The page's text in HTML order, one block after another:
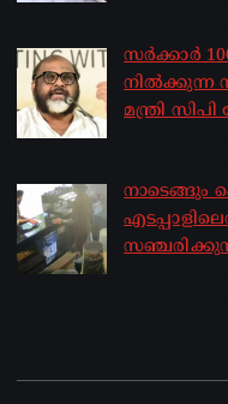
സർക്കാർ
നിൽക്കുന്ന
മന്ത്രി
നാടെങ്ങും